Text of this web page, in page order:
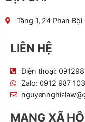
Tầng 1, 24 Phan
LIÊN HỆ
Điện thoại:
Zalo: 0912 987 103
MẠNG XÃ